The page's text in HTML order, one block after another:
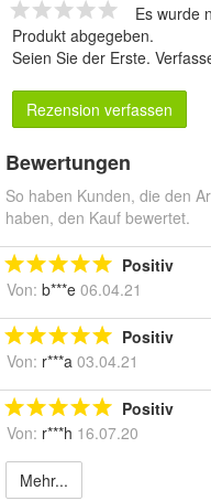
Es wurde
Produkt abgegeben.
Seien Sie der Erste.
Rezension verfassen
Bewertungen
So haben Kunden, die den
haben, den Kauf bewertet.
Positiv
Von: b***e 06.04.21
Positiv
Von: r***a 03.04.21
Positiv
Von: r***h 16.07.20
Mehr...